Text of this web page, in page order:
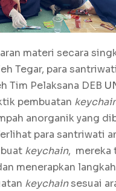
materi secara
Tegar, para
Tim Pelaksana DEB
pembuatan
anorganik yang
para santriwati
keychain, mereka
menerapkan
keychainsesuai